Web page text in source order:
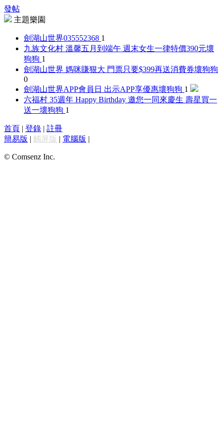
發帖
主題樂園
劍湖山世界035552368 1
九族文化村 溫馨五月到端午 週末女生一律特價390元壞
狗狗 1
劍湖山世界 媽咪賺狠大 門票只要$399再送消費券壞狗狗
0
劍湖山世界APP會員日 出示APP享優惠壞狗狗 1
六福村 35週年 Happy Birthday 邀您一同來慶生 壽星買一
送一壞狗狗 1
首頁 | 登錄 | 註冊
簡易版 | 觸屏版 | 電腦版 |
© Comsenz Inc.